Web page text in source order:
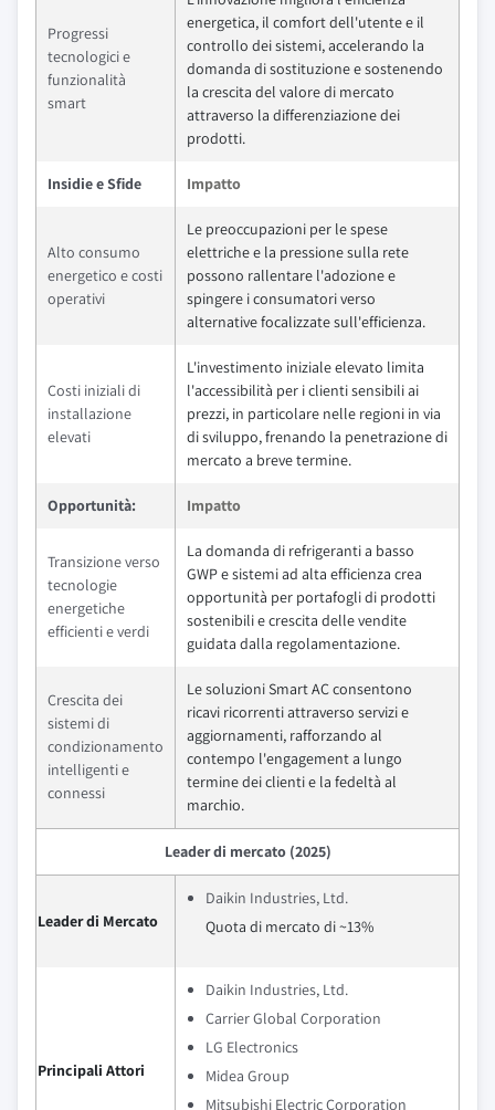
Progressi
tecnologici e
funzionalità
smart
energetica, il comfort dell'utente e il
controllo dei sistemi, accelerando la
domanda di sostituzione e sostenendo
la crescita del valore di mercato
attraverso la differenziazione dei
prodotti.
Insidie e Sfide Impatto
Alto consumo
energetico e costi
operativi
Le preoccupazioni per le spese
elettriche e la pressione sulla rete
possono rallentare l'adozione e
spingere i consumatori verso
alternative focalizzate sull'efficienza.
Costi iniziali di
installazione
elevati
L'investimento iniziale elevato limita
l'accessibilità per i clienti sensibili ai
prezzi, in particolare nelle regioni in via
di sviluppo, frenando la penetrazione di
mercato a breve termine.
Opportunità: Impatto
Transizione verso
tecnologie
energetiche
efficienti e verdi
La domanda di refrigeranti a basso
GWP e sistemi ad alta efficienza crea
opportunità per portafogli di prodotti
sostenibili e crescita delle vendite
guidata dalla regolamentazione.
Crescita dei
sistemi di
condizionamento
intelligenti e
connessi
Le soluzioni Smart AC consentono
ricavi ricorrenti attraverso servizi e
aggiornamenti, rafforzando al
contempo l'engagement a lungo
termine dei clienti e la fedeltà al
marchio.
Leader di mercato (2025)
Leader di Mercato
Daikin Industries, Ltd.
Quota di mercato di ~13%
Principali Attori
Daikin Industries, Ltd.
Carrier Global Corporation
LG Electronics
Midea Group
Mitsubishi Electric Corporation